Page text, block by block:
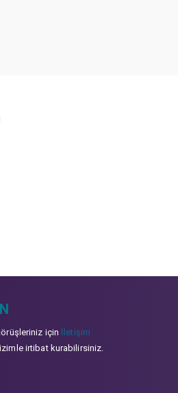
için İletişim
irtibat kurabilirsiniz.